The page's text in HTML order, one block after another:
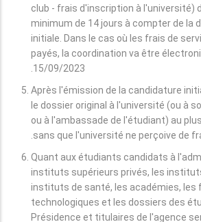
club - frais d'inscription à l'université)
minimum de 14 jours à compter de la
initiale. Dans le cas où les frais de
payés, la coordination va être
15/09/2023.
Après l'émission de la candidature
le dossier original à l'université (ou à
ou à l'ambassade de l'étudiant) au
sans que l'université ne perçoive de
Quant aux étudiants candidats à
instituts supérieurs privés, les
instituts de santé, les académies, les
technologiques et les dossiers des
Présidence et titulaires de l'agence